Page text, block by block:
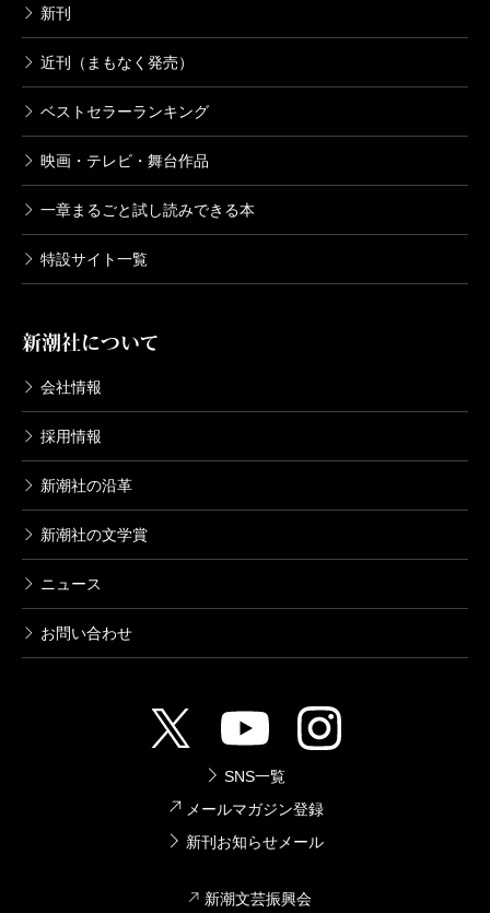
新刊
近刊（まもなく発売）
ベストセラーランキング
映画・テレビ・舞台作品
一章まるごと試し読みできる本
特設サイト一覧
新潮社について
会社情報
採用情報
新潮社の沿革
新潮社の文学賞
ニュース
お問い合わせ
SNS一覧
メールマガジン登録
新刊お知らせメール
新潮文芸振興会